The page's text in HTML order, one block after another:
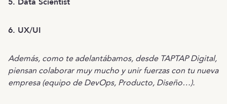
6. UX/UI
Además, como te adelantábamos, desde TAPTAP Digital,
piensan colaborar muy mucho y unir fuerzas con tu nueva
empresa (equipo de DevOps, Producto, Diseño…).